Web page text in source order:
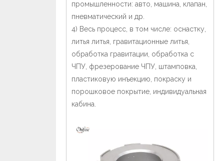
промышленности: авто, машина, клапан,
пневматический и др.
4) Весь процесс, в том числе: оснастку,
литья литья, гравитационные литья,
обработка гравитации, обработка с
ЧПУ, фрезерование ЧПУ, штамповка,
пластиковую инъекцию, покраску и
порошковое покрытие, индивидуальная
кабина.